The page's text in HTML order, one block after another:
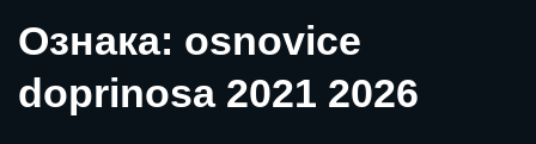
Ознака: osnovice
doprinosa 2021 2026